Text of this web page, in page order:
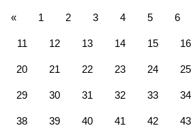
« 1 2 3 4 5 6
11 12 13 14 15 16
20 21 22 23 24 25
29 30 31 32 33 34
38 39 40 41 42 43